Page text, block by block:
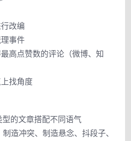
改编
事件
高点赞数的评论（微博、知
找角度
的文章搭配不同语气
造冲突、制造悬念、抖段子、